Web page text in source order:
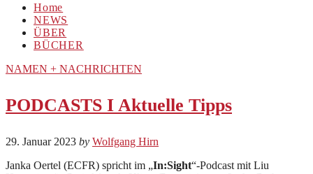
Home
NEWS
ÜBER
BÜCHER
NAMEN + NACHRICHTEN
PODCASTS I Aktuelle Tipps
29. Januar 2023 by Wolfgang Hirn
Janka Oertel (ECFR) spricht im „In:Sight“-Podcast mit Liu